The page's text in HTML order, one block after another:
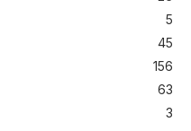
5
45
156
63
3